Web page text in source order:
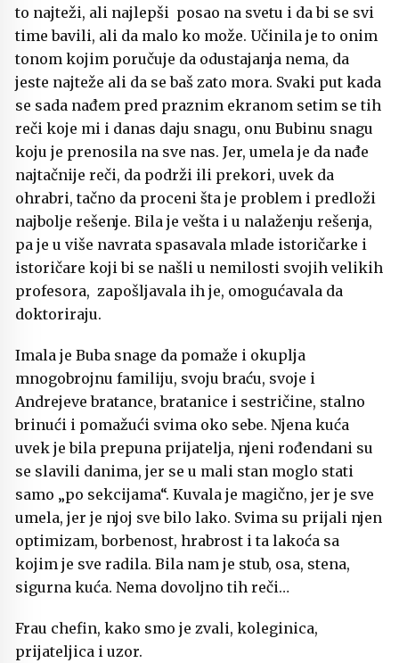
to najteži, ali najlepši posao na svetu i da bi se svi
time bavili, ali da malo ko može. Učinila je to onim
tonom kojim poručuje da odustajanja nema, da
jeste najteže ali da se baš zato mora. Svaki put kada
se sada nađem pred praznim ekranom setim se tih
reči koje mi i danas daju snagu, onu Bubinu snagu
koju je prenosila na sve nas. Jer, umela je da nađe
najtačnije reči, da podrži ili prekori, uvek da
ohrabri, tačno da proceni šta je problem i predloži
najbolje rešenje. Bila je vešta i u nalaženju rešenja,
pa je u više navrata spasavala mlade istoričarke i
istoričare koji bi se našli u nemilosti svojih velikih
profesora, zapošljavala ih je, omogućavala da
doktoriraju.
Imala je Buba snage da pomaže i okuplja
mnogobrojnu familiju, svoju braću, svoje i
Andrejeve bratance, bratanice i sestričine, stalno
brinući i pomažući svima oko sebe. Njena kuća
uvek je bila prepuna prijatelja, njeni rođendani su
se slavili danima, jer se u mali stan moglo stati
samo „po sekcijama“. Kuvala je magično, jer je sve
umela, jer je njoj sve bilo lako. Svima su prijali njen
optimizam, borbenost, hrabrost i ta lakoća sa
kojim je sve radila. Bila nam je stub, osa, stena,
sigurna kuća. Nema dovoljno tih reči…
Frau chefin, kako smo je zvali, koleginica,
prijateljica i uzor.